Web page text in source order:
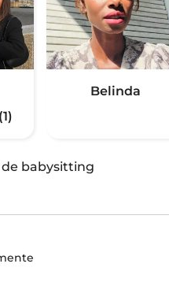
(1)
Belinda
babysitting